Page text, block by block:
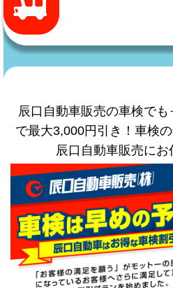
辰口自動車販売の車検で
で最大3,000円引き！車検
辰口自動車販売にお